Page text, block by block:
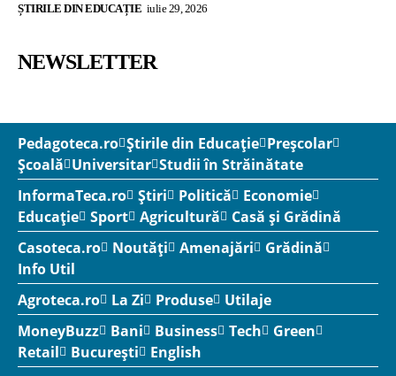
ȘTIRILE DIN EDUCAȚIE iulie 29, 2026
NEWSLETTER
Pedagoteca.ro Știrile din Educație Preșcolar
Școală Universitar Studii în Străinătate
InformaTeca.ro Știri Politică
Economie
Educație Sport Agricultură
Casă și Grădină
Casoteca.ro
Noutăți Amenajări
Grădină
Info Util
Agroteca.ro
La Zi Produse
Utilaje
MoneyBuzz
Bani Business Tech
Green
Retail
București
English